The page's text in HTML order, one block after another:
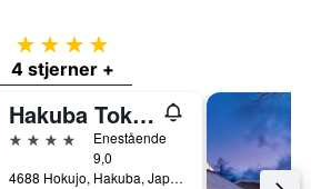
4 stjerner
4 stjerner +
Hakuba Tokyu Hotel
4 stjerner
Enestående
9,0
4688 Hokujo, Hakuba, Japan